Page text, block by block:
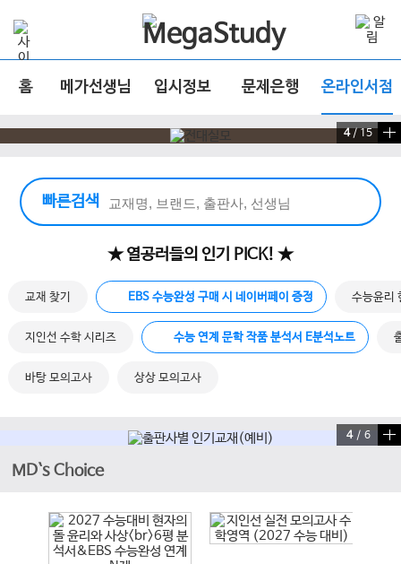
홈 메가선생님 입시정보 문제은행 온라인서점
4/ 15
빠른검색
빠른 검색 실행
★ 열공러들의 인기 PICK! ★
교재 찾기 EBS 수능완성 구매 시 네이버페이 증정 수능윤리
지인선 수학 시리즈 수능 연계 문학 작품 분석서 E분석노트
바탕 모의고사 상상 모의고사
4/ 6
MD`s Choice